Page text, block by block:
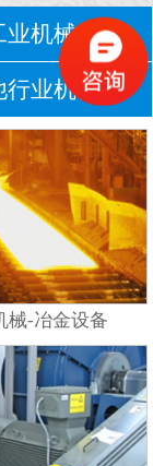
业机械
行业机械
械-冶金设备